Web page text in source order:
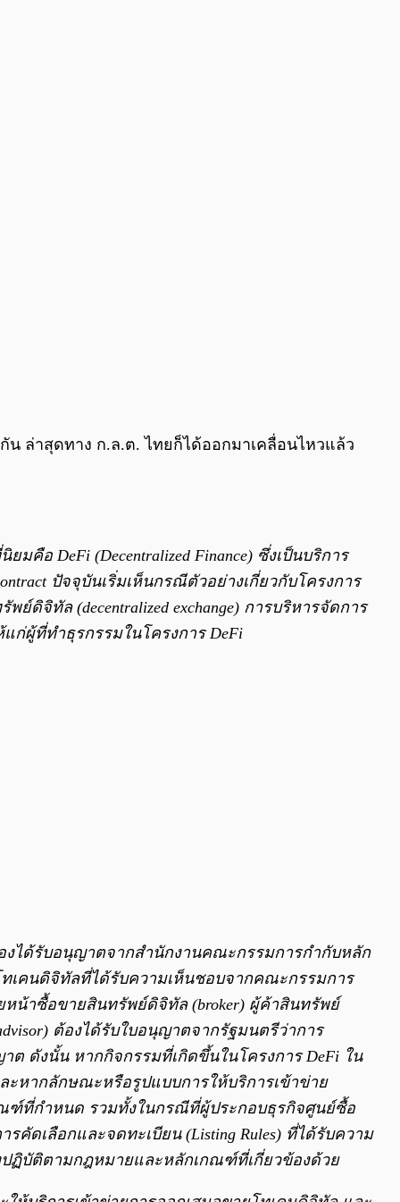
0:00 /
น ล่าสุดทาง ก.ล.ต. ไทยก็ได้ออกมาเคลื่อนไหวแล้ว
คือ DeFi (Decentralized Finance) ซึ่งเป็นบริการ
ปัจจุบันเริ่มเห็นกรณีตัวอย่างเกี่ยวกับโครงการ
ดิจิทัล (decentralized exchange) การบริหารจัดการ
แก่ผู้ที่ทำธุรกรรมในโครงการ DeFi
ได้รับอนุญาตจากสำนักงานคณะกรรมการกำกับหลัก
เคนดิจิทัลที่ได้รับความเห็นชอบจากคณะกรรมการ
น้าซื้อขายสินทรัพย์ดิจิทัล (broker) ผู้ค้าสินทรัพย์
ต้องได้รับใบอนุญาตจากรัฐมนตรีว่าการ
ดังนั้น หากกิจกรรมที่เกิดขึ้นในโครงการ DeFi ใน
ะหากลักษณะหรือรูปแบบการให้บริการเข้าข่าย
ฑ์ที่กำหนด รวมทั้งในกรณีที่ผู้ประกอบธุรกิจศูนย์ซื้อ
ดเลือกและจดทะเบียน (Listing Rules) ที่ได้รับความ
ฏิบัติตามกฎหมายและหลักเกณฑ์ที่เกี่ยวข้องด้วย